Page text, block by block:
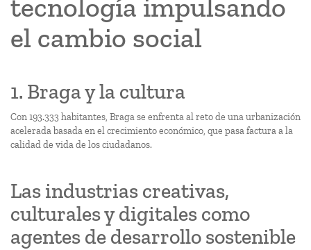
tecnología impulsando
el cambio social
1. Braga y la cultura
Con 193.333 habitantes, Braga se enfrenta al reto de una urbanización
acelerada basada en el crecimiento económico, que pasa factura a la
calidad de vida de los ciudadanos.
Las industrias creativas,
culturales y digitales como
agentes de desarrollo sostenible